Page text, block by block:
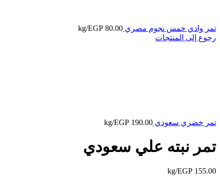
تمر وادي خمس نجوم مصري EGP 80.00
/kg
رجوع إلى المنتجات
تمر خضري سعودي EGP 190.00
/kg
تمر نبته علي سعودي
EGP 155.00
/kg